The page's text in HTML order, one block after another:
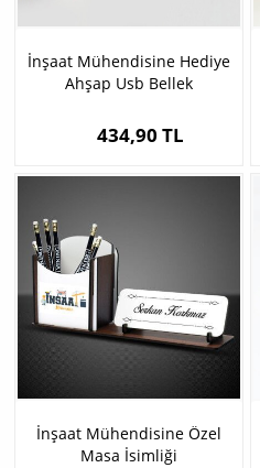
İnşaat Mühendisine Hediye
Ahşap Usb Bellek
434,90 TL
İnşaat Mühendisine Özel
Masa İsimliği